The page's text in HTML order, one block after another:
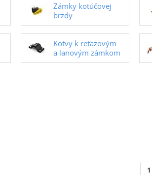
Zámky kotúčovej
brzdy
Kotvy k reťazovým
a lanovým zámkom
1